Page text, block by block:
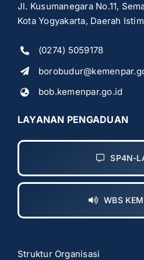
Jl. Kusumanegara No.11,
Kota Yogyakarta, Daerah
(0274) 5059178
bob.kemenpar.go.id
LAYANAN PENGADUAN
SP4N-
WBS
Struktur Organisasi